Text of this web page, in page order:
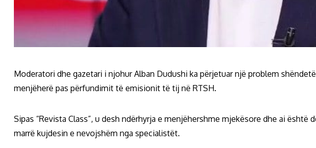
Moderatori dhe gazetari i njohur Alban Dudushi ka përjetuar një problem
menjëherë pas përfundimit të emisionit të tij në RTSH.
Sipas “Revista Class”, u desh ndërhyrja e menjëhershme mjekësore dhe ai është
marrë kujdesin e nevojshëm nga specialistët.